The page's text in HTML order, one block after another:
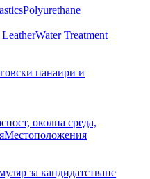
Polyurethane
Water Treatment
панаири и
околна среда,
Местоположения
за кандидатстване